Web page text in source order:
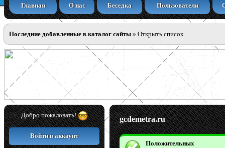
Главная О нас Беседка Пользователи
Последние добавленные в каталог сайты » Открыть список
Добро пожаловать!
Войти в аккаунт
gcdemetra.ru
Положительных